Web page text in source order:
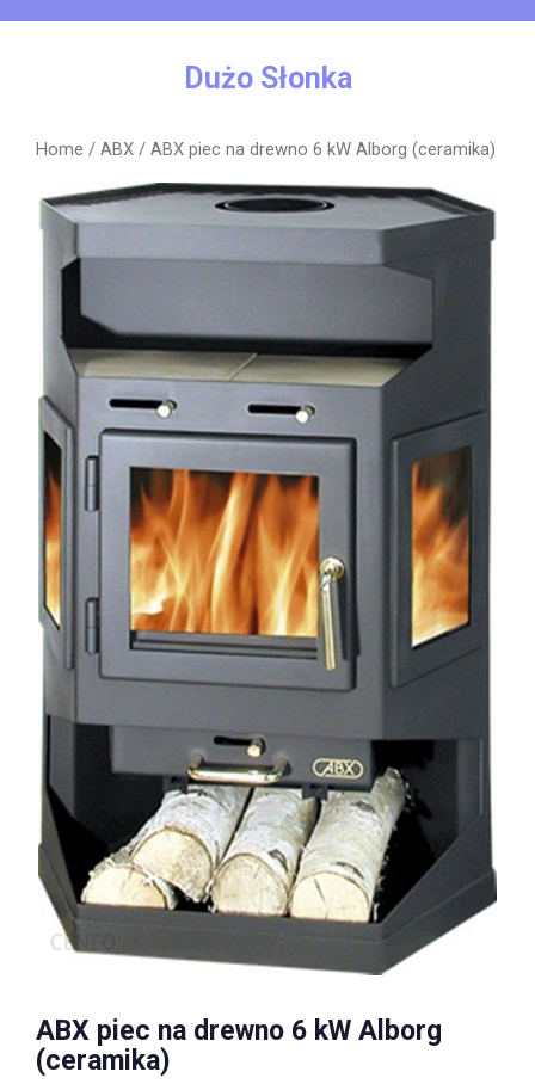
Dużo Słonka
Home / ABX / ABX piec na drewno 6 kW Alborg (ceramika)
ABX piec na drewno 6 kW Alborg
(ceramika)